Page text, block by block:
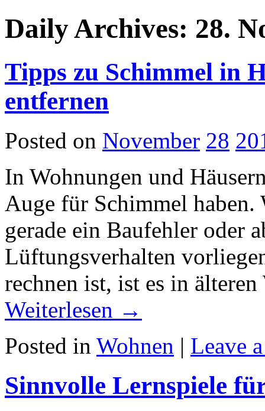
Daily Archives: 28.
Tipps zu Schimmel in
entfernen
Posted on November 28
In Wohnungen und
Auge für Schimmel haben.
gerade ein Baufehler oder
Lüftungsverhalten
rechnen ist, ist es in
Weiterlesen →
Posted in Wohnen | Leave
Sinnvolle Lernspiele